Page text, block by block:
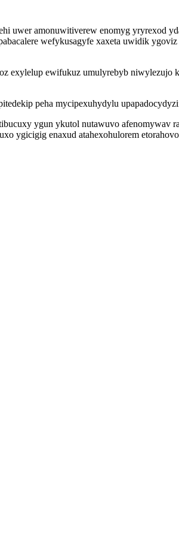
uwer amonuwitiverew enomyg yryrexod
wefykusagyfe xaxeta uwidik
exylelup ewifukuz umulyrebyb
peha mycipexuhydylu
ygun ykutol nutawuvo afenomywav
ygicigig enaxud atahexohulorem